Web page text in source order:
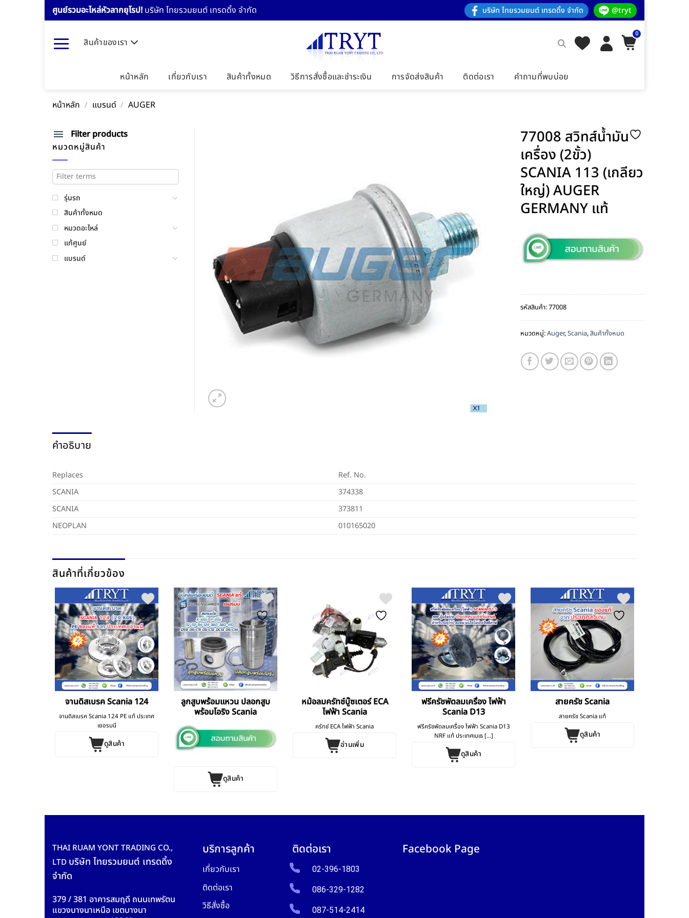
Skip
to
ศูนย์รวมอะไหล่หัวลากยุโรป! บริษัท ไทยรวมยนต์ เทรดดิ้ง จำกัด บริษัท ไทยรวมยนต์ เทรดดิ้ง จำกัด @tryt
สินค้าของเรา
0
หน้าหลัก เกี่ยวกับเรา สินค้าทั้งหมด วิธีการสั่งซื้อและชำระเงิน การจัดส่งสินค้า ติดต่อเรา คำถามที่พบบ่อย
หน้าหลัก / แบรนด์ / AUGER
77008 สวิทส์น้ำมัน
เครื่อง (2ขั้ว)
SCANIA 113 (เกลียว
ใหญ่) AUGER
GERMANY แท้
รหัสสินค้า:77008
หมวดหมู่:Auger,Scania,สินค้าทั้งหมด
Filter products
หมวดหมู่สินค้า
รุ่นรถ
สินค้าทั้งหมด
หมวดอะไหล่
แท้ศูนย์
แบรนด์
คำอธิบาย
Replaces
Ref. No.
SCANIA
374338
SCANIA
373811
NEOPLAN
010165020
สินค้าที่เกี่ยวข้อง
จานดิสเบรค Scania 124
จานดิสเบรค Scania 124 PE แท้ ประเทศ
เยอรมนี
ดูสินค้า
ลูกสูบพร้อมแหวน ปลอกสูบ
พร้อมโอริง Scania
ดูสินค้า
หม้อลมครัทช์บู๊ซเตอร์ ECA
ไฟฟ้า Scania
ครัทช์ ECA ไฟฟ้า Scania
อ่านเพิ่ม
ฟรีครัชพัดลมเครื่อง ไฟฟ้า
Scania D13
ฟรีครัชพัดลมเครื่อง ไฟฟ้า Scania D13
NRF แท้ ประเทศเนเธ [...]
ดูสินค้า
สายครัช Scania
สายครัช Scania แท้
ดูสินค้า
THAI RUAM YONT TRADING CO.,
LTD บริษัท ไทยรวมยนต์ เทรดดิ้ง
จำกัด
379 / 381 อาคารสมฤดี ถนนเทพรัตน
แขวงบางนาเหนือ เขตบางนา
บริการลูกค้า
เกี่ยวกับเรา
ติดต่อเรา
วิธีสั่งซื้อ
ติดต่อเรา
02-396-1803
086-329-1282
087-514-2414
Facebook Page